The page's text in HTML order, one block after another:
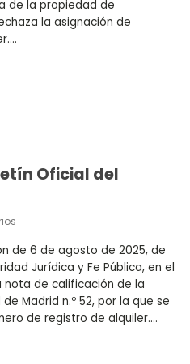
de la propiedad de
la asignación de
Oficial del
de 6 de agosto de 2025, de
Jurídica y Fe Pública, en el
de calificación de la
Madrid n.º 52, por la que se
de registro de alquiler....